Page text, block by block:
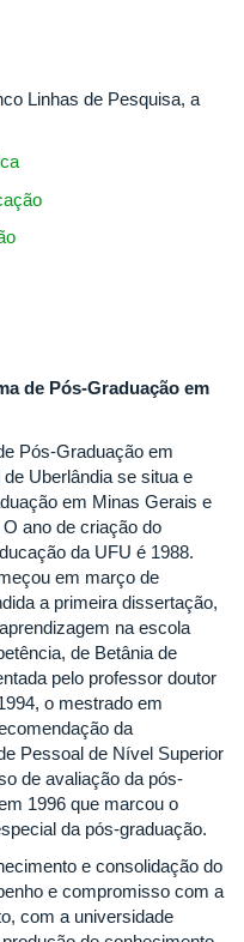
Linhas de Pesquisa, a
de Pós-Graduação em
Pós-Graduação em
Uberlândia se situa e
em Minas Gerais e
ano de criação do
da UFU é 1988.
em março de
a primeira dissertação,
na escola
de Betânia de
pelo professor doutor
o mestrado em
da
Pessoal de Nível Superior
de avaliação da pós-
1996 que marcou o
da pós-graduação.
e consolidação do
e compromisso com a
com a universidade